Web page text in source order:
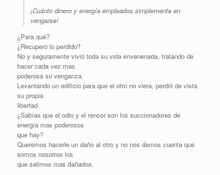
¡Cuánto dinero y energía empleados simplemente en
vengarse!
¿Para qué?
¿Recuperó lo perdido?
No y seguramente vivió toda su vida envenenada, tratando de
hacer cada vez mas
poderosa su venganza.
Levantando un edificio para que el otro no viera, perdió de vista
su propia
libertad
¿Sabías que el odio y el rencor son los succionadores de
energía mas poderosos
que hay?
Queremos hacerle un daño al otro y no nos damos cuenta que
somos nosotros los
que salimos mas dañados.